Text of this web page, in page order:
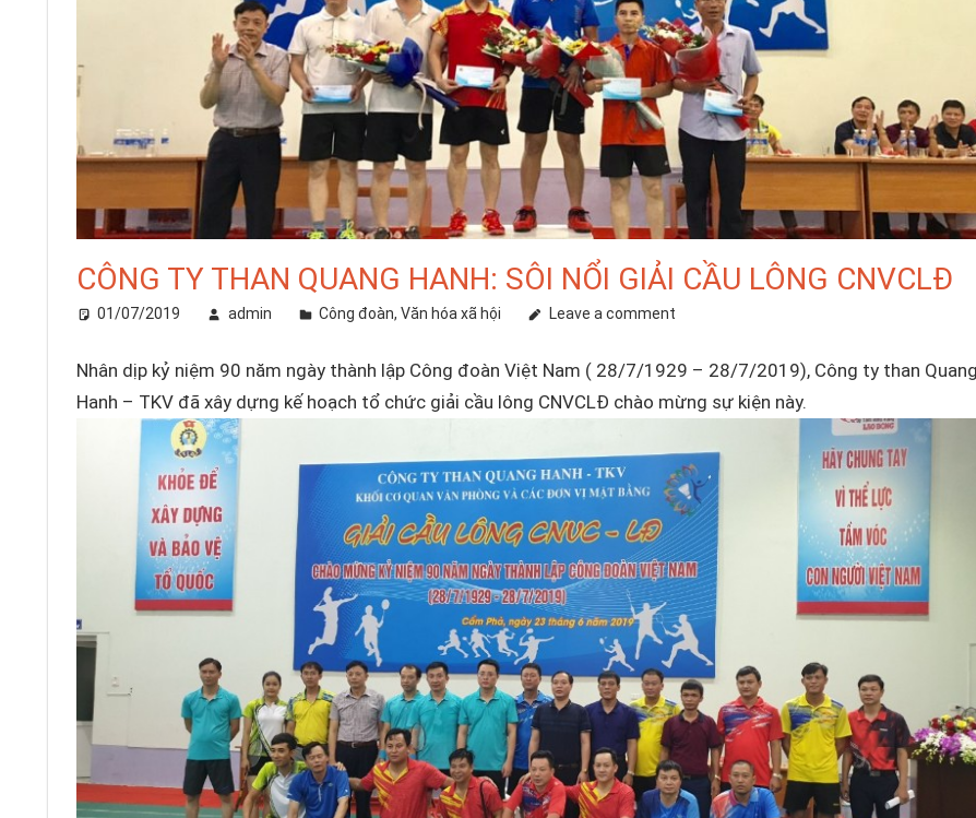
CÔNG TY THAN QUANG HANH: SÔI NỔI GIẢI CẦU LÔNG CNVCLĐ
01/07/2019 admin Công đoàn,Văn hóa xã hội Leave a comment
Nhân dịp kỷ niệm 90 năm ngày thành lập Công đoàn Việt Nam ( 28/7/1929 – 28/7/2019), Công ty than Quang
Hanh – TKV đã xây dựng kế hoạch tổ chức giải cầu lông CNVCLĐ chào mừng sự kiện này.